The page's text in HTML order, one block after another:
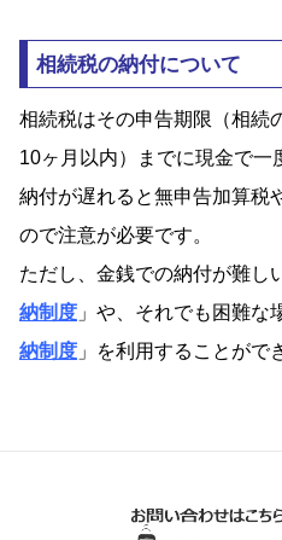
相続税の納付について
相続税はその申告期限（相続
10ヶ月以内）までに現金で一
納付が遅れると無申告加算税
ので注意が必要です。
ただし、金銭での納付が難し
納制度 」や、それでも困難な
納制度 」を利用することがで